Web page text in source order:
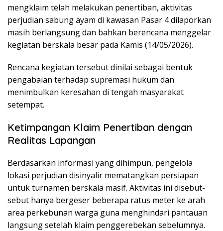
mengklaim telah melakukan penertiban, aktivitas
perjudian sabung ayam di kawasan Pasar 4 dilaporkan
masih berlangsung dan bahkan berencana menggelar
kegiatan berskala besar pada Kamis (14/05/2026).
Rencana kegiatan tersebut dinilai sebagai bentuk
pengabaian terhadap supremasi hukum dan
menimbulkan keresahan di tengah masyarakat
setempat.
Ketimpangan Klaim Penertiban dengan
Realitas Lapangan
Berdasarkan informasi yang dihimpun, pengelola
lokasi perjudian disinyalir mematangkan persiapan
untuk turnamen berskala masif. Aktivitas ini disebut-
sebut hanya bergeser beberapa ratus meter ke arah
area perkebunan warga guna menghindari pantauan
langsung setelah klaim penggerebekan sebelumnya.